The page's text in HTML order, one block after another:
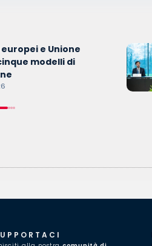
e Unione
modelli di